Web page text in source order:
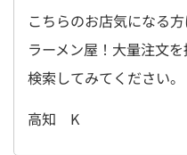
こちらのお店気になる
ラーメン屋！大量注文
検索してみてください。
高知 K